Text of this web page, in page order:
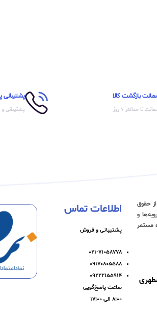
بازگشت کالا
تا حداکثر ۷ روز
پشتیبانی
پشتیبانی
حقوق
و
مستمر
اطلاعات تماس
پشتیبانی و فروش
۰۲۱-۷۱۰۵۸۷۷۸
۰۹۱۷۰۸۰۵۵۸۸
۰۹۲۲۲۱۵۵۹۱۴
ساعت پاسخ‌گویی
۸:۰۰ الی ۱۷:۰۰